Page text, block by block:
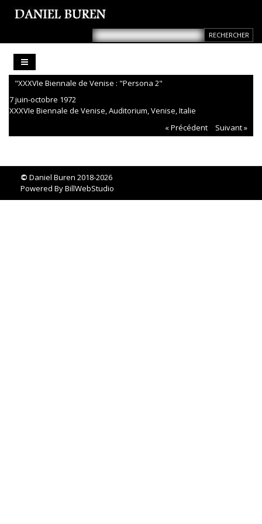
"XXXVIe Biennale de Venise : "Persona 2"
7 juin-octobre 1972
XXXVIe Biennale de Venise, Auditorium, Venise, Italie
« Précédent
Suivant »
© Daniel Buren 2018-2026
Powered ByBillWebStudio